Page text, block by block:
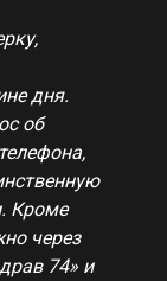
дня.
об
Кроме
через
74» и